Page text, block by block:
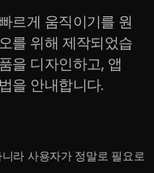
르게 움직이기를 원
를 위해 제작되었습
을 디자인하고, 앱
을 안내합니다.
라 사용자가 정말로 필요로